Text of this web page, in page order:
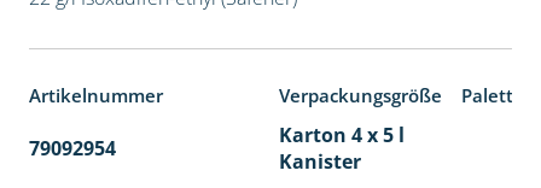
Artikelnummer Verpackungsgröße
79092954
Karton 4 x 5 l
Kanister